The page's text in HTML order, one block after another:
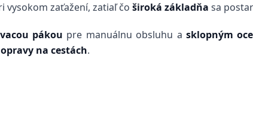
vysokom zaťažení, zatiaľ čo široká základňa sa
pákou pre manuálnu obsluhu a sklopným
na cestách.